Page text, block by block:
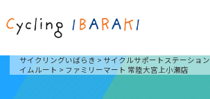
サイクリングいばらき > サイクルサポートステーション
イムルート > ファミリーマート 常陸大宮上小瀬店